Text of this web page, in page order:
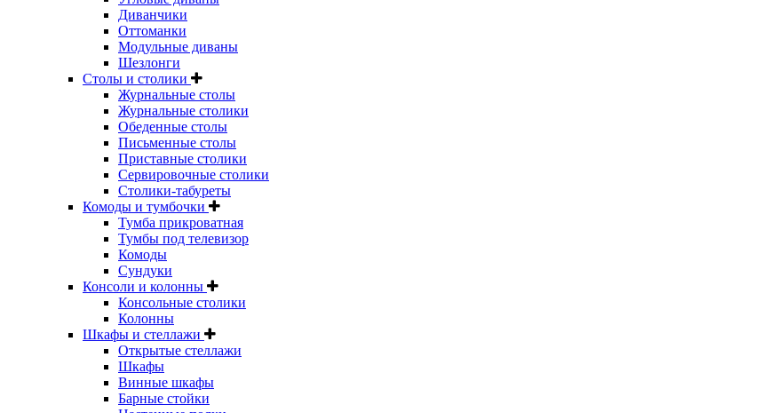
Диванчики
Оттоманки
Модульные диваны
Шезлонги
Столы и столики
Журнальные столы
Журнальные столики
Обеденные столы
Письменные столы
Приставные столики
Сервировочные столики
Столики-табуреты
Комоды и тумбочки
Тумба прикроватная
Тумбы под телевизор
Комоды
Сундуки
Консоли и колонны
Консольные столики
Колонны
Шкафы и стеллажи
Открытые стеллажи
Шкафы
Винные шкафы
Барные стойки